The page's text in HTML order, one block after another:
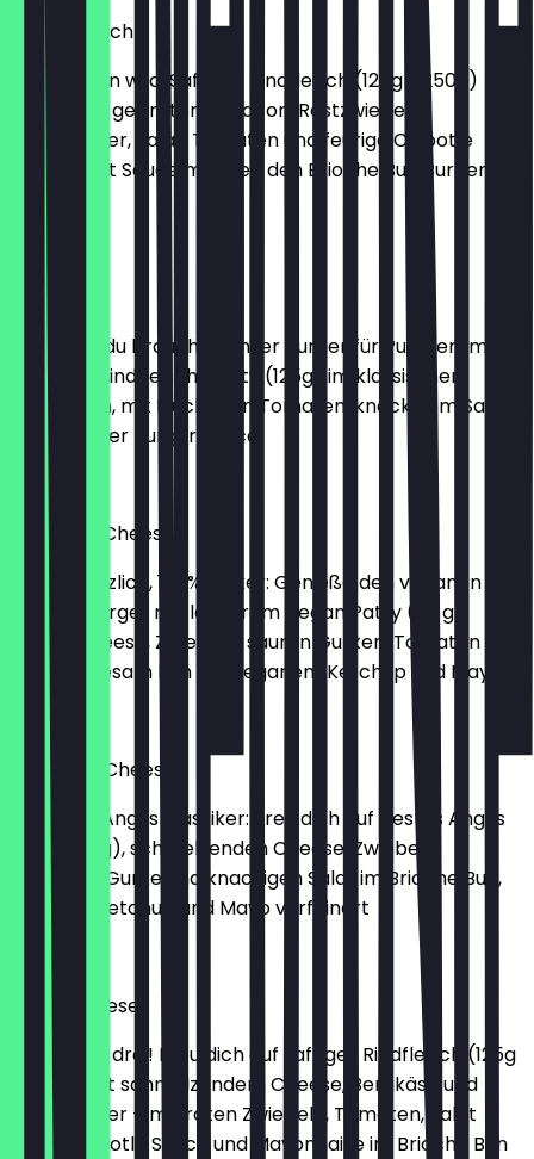
Bacon Ranch
Ganz schön wild: Saftiges Rindfleisch (125g / 250g)
trifft kross gebratenen Bacon. Röstzwiebeln,
Emmentaler, Salat, Tomaten und feurige Chipotle
South West Sauce machen den Brioche Bun Burger
Alles, was du brauchst: Unser Burger für Puristen, mit
saftigem Rindfleisch-Patty (125g) im klassischen
Sesam Bun, mit fruchtigen Tomaten, knackigem Salat
und leckerer Burger Sauce.
Meatfree Cheesy
100% pflanzlich, 100% lecker: Genieße den veganen
Cheese Burger mit leckerem Vegan Patty (113 g),
Vegan Cheese, Zwiebeln, sauren Gurken, Tomaten und
Salat im Sesam Bun mit veganem Ketchup und Mayo.
Big Angus Cheese
Unser Big Angus Klassiker: Freu dich auf bestes Angus
Beef (150 g), schmelzenden Cheese, Zwiebeln,
Tomaten, Gurke und knackigen Salat im Brioche Bun,
mit Senf, Ketchup und Mayo verfeinert
Triple Cheese
Käse hoch drei! Freu dich auf saftiges Rindfleisch (125g
/ 250g) mit schmelzendem Cheese, Bergkäse und
Emmentaler – mit roten Zwiebeln, Tomaten, Salat
sowie Chipotle Sauce und Mayonnaise im Brioche Bun